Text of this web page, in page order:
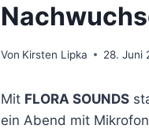
Von Kirsten Lipka 28. Juni
Mit FLORA SOUNDS
ein Abend mit